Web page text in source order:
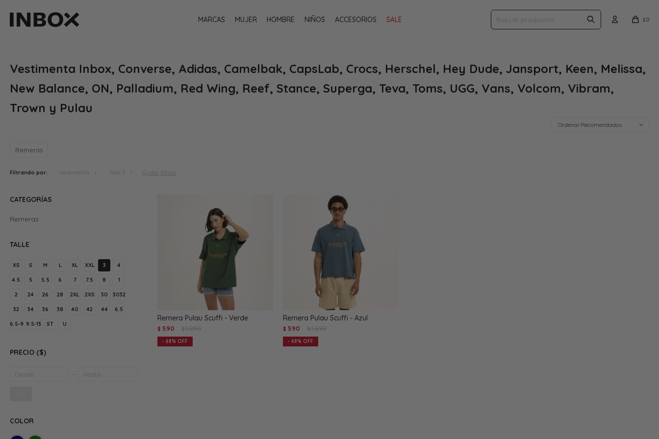
MARCAS MUJER HOMBRE NIÑOS ACCESORIOS SALE $0
Vestimenta Inbox, Converse, Adidas, Camelbak, CapsLab, Crocs, Herschel, Hey Dude, Jansport, Keen, Melissa,
New Balance, ON, Palladium, Red Wing, Reef, Stance, Superga, Teva, Toms, UGG, Vans, Volcom, Vibram,
Trown y Pulau
Recomendados
Remeras
Filtrando por: Vestimenta Talle 3 Quitar filtros
Remera Pulau Scuffi - Verde
$ 590 $ 1.890
68
Remera Pulau Scuffi - Azul
$ 590 $ 1.890
68
CATEGORÍAS
Remeras
TALLE
XS S M L XL XXL 3 4
4.5 5 5.5 6 7 7.5 8 1
2 24 26 28 2XL 2XS 30 3032
32 34 36 38 40 42 44 6.5
6.5-9 9.5-13 ST U
PRECIO ($)
COLOR